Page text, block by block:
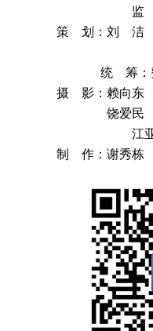
监
策 划：刘 洁
统 筹
摄 影：赖向
饶爱民
江亚
制 作：谢秀